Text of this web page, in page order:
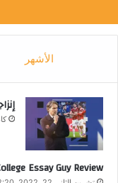
الأشهر
Essay Guy Review